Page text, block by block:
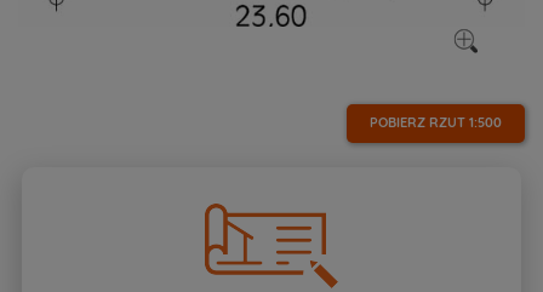
POBIERZ RZUT 1:500